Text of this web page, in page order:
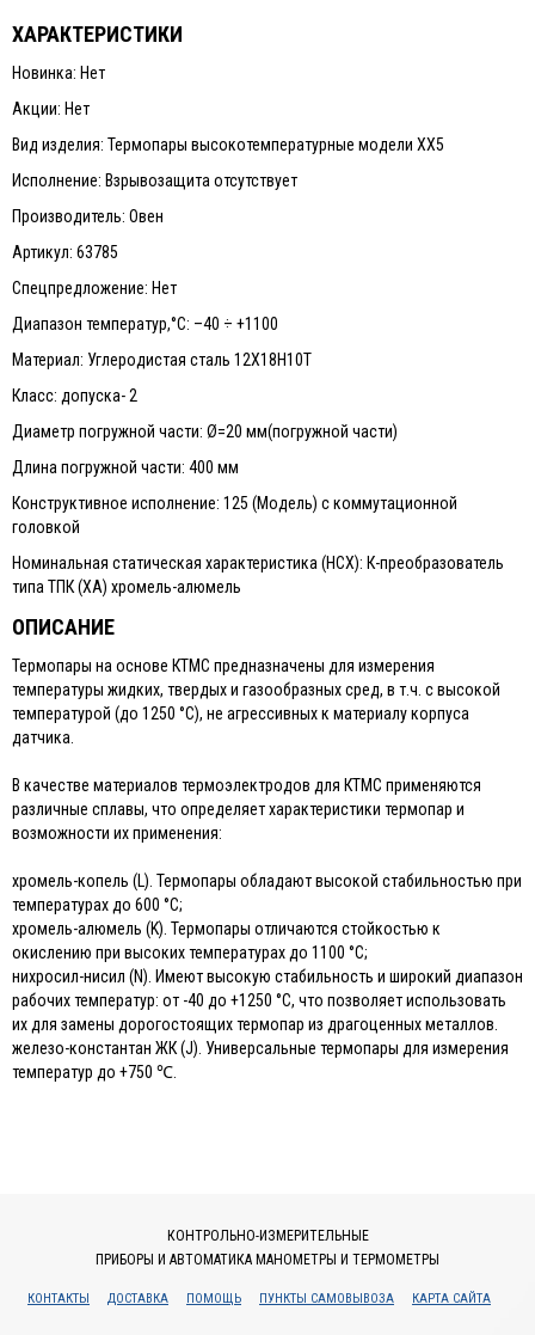
ХАРАКТЕРИСТИКИ
Новинка: Нет
Акции: Нет
Вид изделия: Термопары высокотемпературные модели ХХ5
Исполнение: Взрывозащита отсутствует
Производитель: Овен
Артикул: 63785
Спецпредложение: Нет
Диапазон температур,°С: –40 ÷ +1100
Материал: Углеродистая сталь 12Х18Н10Т
Класс: допуска- 2
Диаметр погружной части: Ø=20 мм(погружной части)
Длина погружной части: 400 мм
Конструктивное исполнение: 125 (Модель) с коммутационной
головкой
Номинальная статическая характеристика (НСХ): К-преобразователь
типа ТПК (ХА) хромель-алюмель
ОПИСАНИЕ
Термопары на основе КТМС предназначены для измерения
температуры жидких, твердых и газообразных сред, в т.ч. с высокой
температурой (до 1250 °С), не агрессивных к материалу корпуса
датчика.
В качестве материалов термоэлектродов для КТМС применяются
различные сплавы, что определяет характеристики термопар и
возможности их применения:
хромель-копель (L). Термопары обладают высокой стабильностью при
температурах до 600 °С;
хромель-алюмель (K). Термопары отличаются стойкостью к
окислению при высоких температурах до 1100 °С;
нихросил-нисил (N). Имеют высокую стабильность и широкий диапазон
рабочих температур: от -40 до +1250 °С, что позволяет использовать
их для замены дорогостоящих термопар из драгоценных металлов.
железо-константан ЖК (J). Универсальные термопары для измерения
температур до +750 ℃.
КОНТРОЛЬНО-ИЗМЕРИТЕЛЬНЫЕ
ПРИБОРЫ И АВТОМАТИКА МАНОМЕТРЫ И ТЕРМОМЕТРЫ
КОНТАКТЫ ДОСТАВКА ПОМОЩЬ ПУНКТЫ САМОВЫВОЗА КАРТА САЙТА